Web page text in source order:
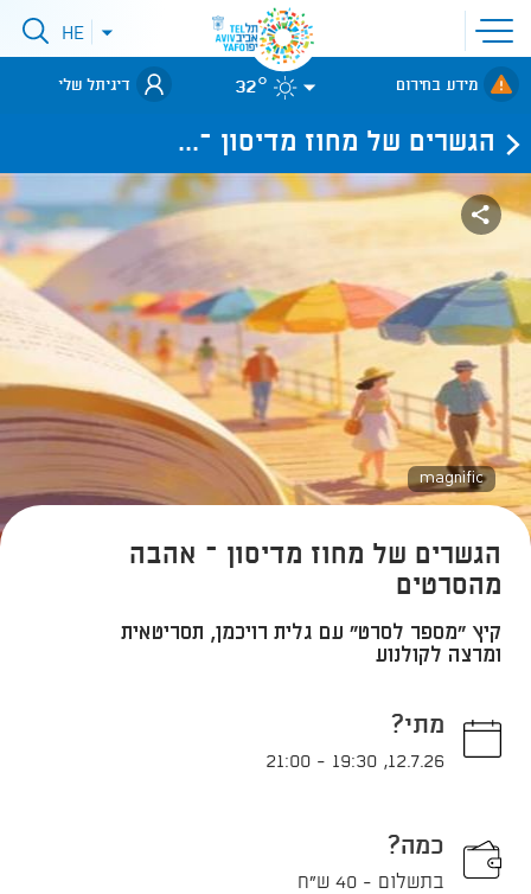
פתיחת
תפריט
אתר
לאתר עיריית
תל-אביב
פתיחתHE
מידע בחירום 32° דיגיתל שלי
הגשרים של מחוז מדיסון –...
magnific
הגשרים של מחוז מדיסון – אהבה
מהסרטים
קיץ "מספר לסרט" עם גלית רויכמן, תסריטאית
ומרצה לקולנוע
מתי?
12.7.26
,
19:30
-
21:00
כמה?
בתשלום - 40 ש"ח